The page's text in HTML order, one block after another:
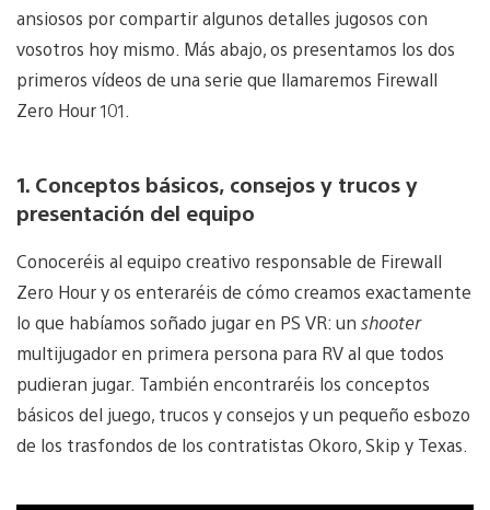
ansiosos por compartir algunos detalles jugosos con
vosotros hoy mismo. Más abajo, os presentamos los dos
primeros vídeos de una serie que llamaremos Firewall
Zero Hour 101.
1. Conceptos básicos, consejos y trucos y
presentación del equipo
Conoceréis al equipo creativo responsable de Firewall
Zero Hour y os enteraréis de cómo creamos exactamente
lo que habíamos soñado jugar en PS VR: un shooter
multijugador en primera persona para RV al que todos
pudieran jugar. También encontraréis los conceptos
básicos del juego, trucos y consejos y un pequeño esbozo
de los trasfondos de los contratistas Okoro, Skip y Texas.